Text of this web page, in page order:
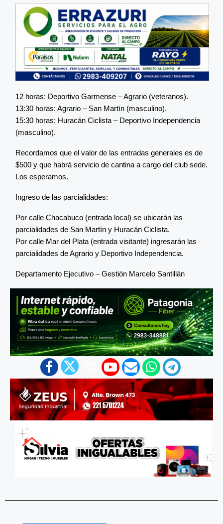
12 horas: Deportivo Garmense – Agrario (veteranos).
13:30 horas: Agrario – San Martín (masculino).
15:30 horas: Huracán Ciclista – Deportivo Independencia
(masculino).
Recordamos que el valor de las entradas generales es de
$500 y que habrá servicio de cantina a cargo del club sede.
Los esperamos.
Ingreso de las parcialidades:
Por calle Chacabuco (entrada local) se ubicarán las
parcialidades de San Martín y Huracán Ciclista.
Por calle Mar del Plata (entrada visitante) ingresarán las
parcialidades de Agrario y Deportivo Independencia.
Departamento Ejecutivo – Gestión Marcelo Santillán